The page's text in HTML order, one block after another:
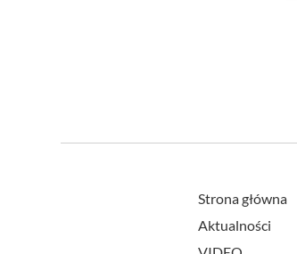
Strona główna
Aktualności